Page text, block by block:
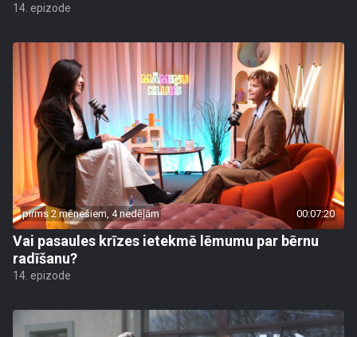
14. epizode
pirms 2 mēnešiem, 4 nedēļām 00:07:20
Vai pasaules krīzes ietekmē lēmumu par bērnu
radīšanu?
14. epizode